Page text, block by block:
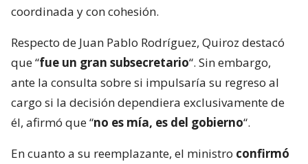
coordinada y con cohesión.
Respecto de Juan Pablo Rodríguez, Quiroz destacó
que “fue un gran subsecretario“. Sin embargo,
ante la consulta sobre si impulsaría su regreso al
cargo si la decisión dependiera exclusivamente de
él, afirmó que “no es mía, es del gobierno“.
En cuanto a su reemplazante, el ministro confirmó